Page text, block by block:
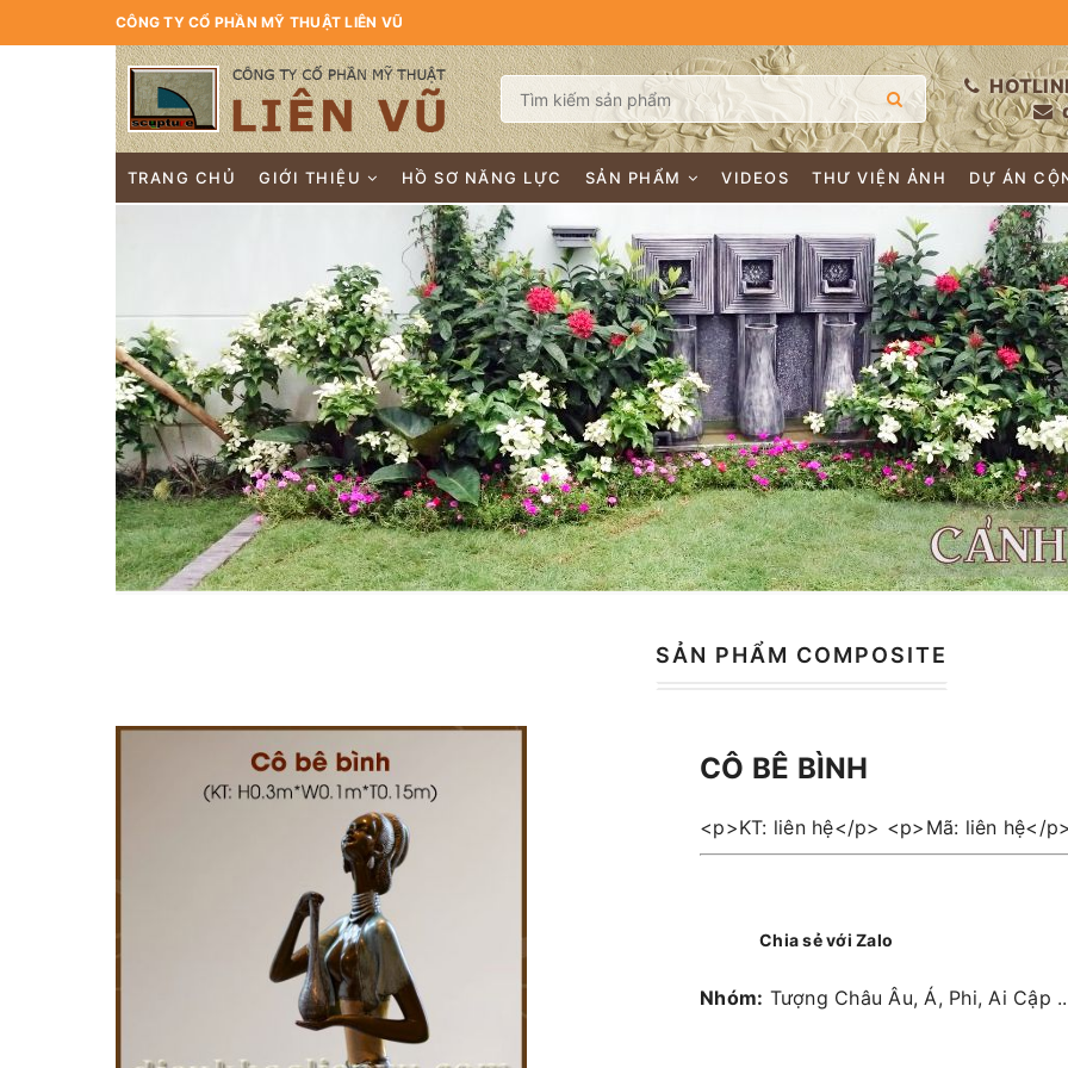
CÔNG TY CỔ PHẦN MỸ THUẬT LIÊN VŨ
TRANG CHỦ GIỚI THIỆU HỒ SƠ NĂNG LỰC SẢN PHẨM VIDEOS THƯ VIỆN ẢNH DỰ ÁN
SẢN PHẨM COMPOSITE
CÔ BÊ BÌNH
<p>KT: liên hệ</p> <p>Mã: liên hệ</
Chia sẻ với Zalo
Nhóm: Tượng Châu Âu, Á, Phi, Ai Cập